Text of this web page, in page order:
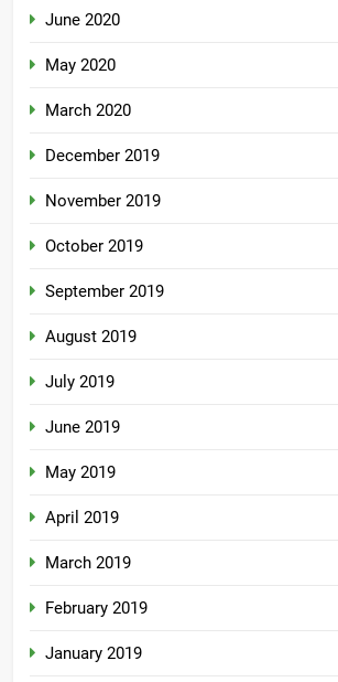
June 2020
May 2020
March 2020
December 2019
November 2019
October 2019
September 2019
August 2019
July 2019
June 2019
May 2019
April 2019
March 2019
February 2019
January 2019